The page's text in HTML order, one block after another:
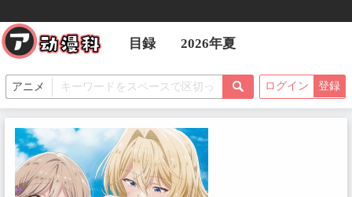
目録 2026年夏
ログイン 登録